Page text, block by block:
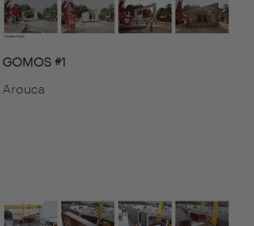
GOMOS #1
Arouca